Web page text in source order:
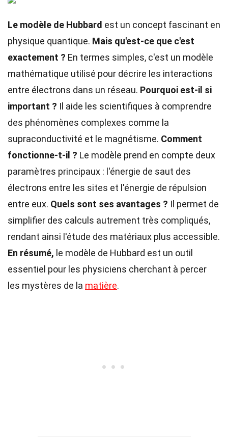
Le modèle de Hubbard est un concept fascinant en
physique quantique. Mais qu'est-ce que c'est
exactement ? En termes simples, c'est un modèle
mathématique utilisé pour décrire les interactions
entre électrons dans un réseau. Pourquoi est-il si
important ? Il aide les scientifiques à comprendre
des phénomènes complexes comme la
supraconductivité et le magnétisme. Comment
fonctionne-t-il ? Le modèle prend en compte deux
paramètres principaux : l'énergie de saut des
électrons entre les sites et l'énergie de répulsion
entre eux. Quels sont ses avantages ? Il permet de
simplifier des calculs autrement très compliqués,
rendant ainsi l'étude des matériaux plus accessible.
En résumé, le modèle de Hubbard est un outil
essentiel pour les physiciens cherchant à percer
les mystères de la matière.